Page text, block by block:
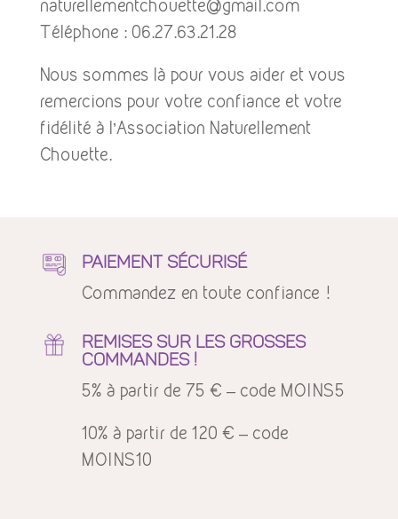
naturellementchouette@gmail.com
Téléphone : 06.27.63.21.28
Nous sommes là pour vous aider et vous
remercions pour votre confiance et votre
fidélité à l’Association Naturellement
Chouette.
PAIEMENT SÉCURISÉ
Commandez en toute confiance !
REMISES SUR LES GROSSES
COMMANDES !
5% à partir de 75 € – code MOINS5
10% à partir de 120 € – code
MOINS10